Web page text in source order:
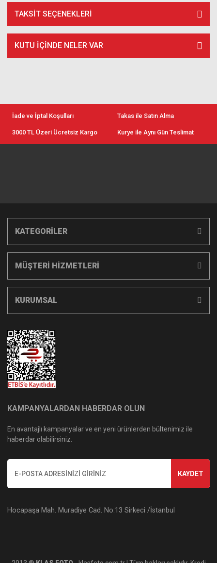
TAKSIT SEÇENEKLERI
KUTU İÇİNDE NELER VAR
İade ve İptal Koşulları Takas ile Satın Alma
3000 TL Üzeri Ücretsiz Kargo Kurye ile Aynı Gün Teslimat
KATEGORİLER
MÜŞTERİ HİZMETLERİ
KURUMSAL
KAMPANYALARDAN HABERDAR OLUN
En avantajlı kampanyalar ve en yeni ürünlerden bültenimiz ile
haberdar olabilirsiniz.
KAYDET
Hocapaşa Mah. Muradiye Cad. No:13 Sirkeci /İstanbul